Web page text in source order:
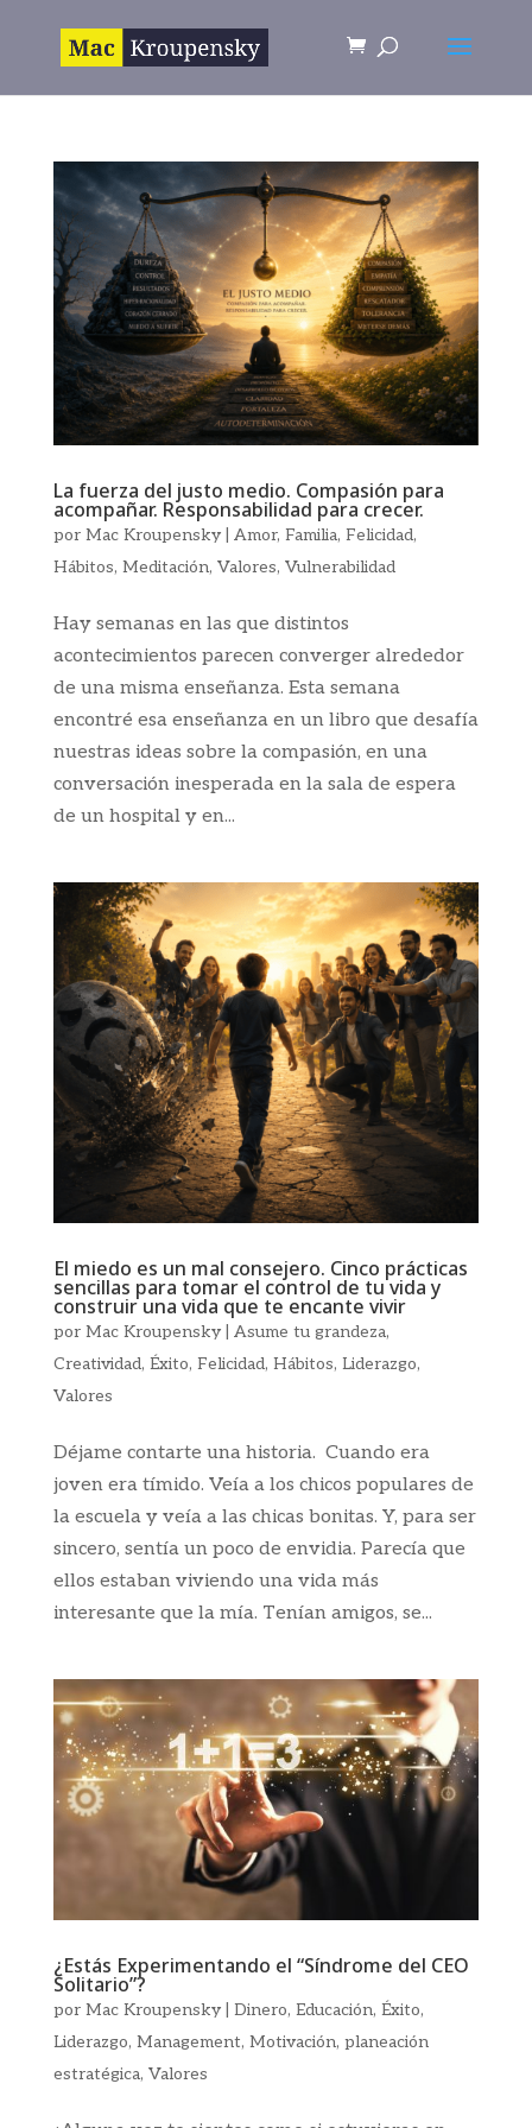
La fuerza del justo medio. Compasión para
acompañar. Responsabilidad para crecer.
por Mac Kroupensky| Amor, Familia, Felicidad,
Hábitos, Meditación, Valores, Vulnerabilidad
Hay semanas en las que distintos
acontecimientos parecen converger alrededor
de una misma enseñanza. Esta semana
encontré esa enseñanza en un libro que desafía
nuestras ideas sobre la compasión, en una
conversación inesperada en la sala de espera
de un hospital y en...
El miedo es un mal consejero. Cinco prácticas
sencillas para tomar el control de tu vida y
construir una vida que te encante vivir
por Mac Kroupensky| Asume tu grandeza,
Creatividad, Éxito, Felicidad, Hábitos, Liderazgo,
Valores
Déjame contarte una historia. Cuando era
joven era tímido. Veía a los chicos populares de
la escuela y veía a las chicas bonitas. Y, para ser
sincero, sentía un poco de envidia. Parecía que
ellos estaban viviendo una vida más
interesante que la mía. Tenían amigos, se...
¿Estás Experimentando el “Síndrome del CEO
Solitario”?
por Mac Kroupensky| Dinero, Educación, Éxito,
Liderazgo, Management, Motivación, planeación
estratégica, Valores